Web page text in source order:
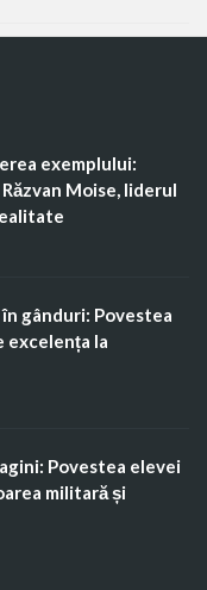
exemplului:
Moise, liderul
gânduri: Povestea
excelența la
Povestea elevei
militară și